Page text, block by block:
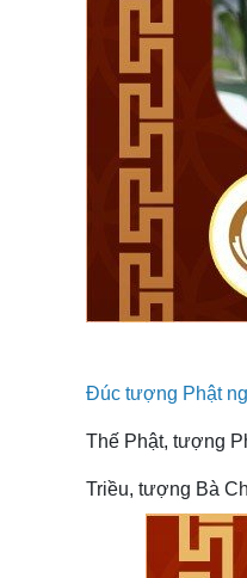
Đúc tượng Phật
Thế Phật, tượng
Triều, tượng Bà